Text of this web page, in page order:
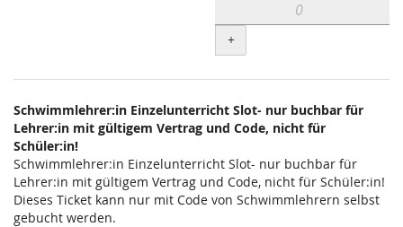
+
Schwimmlehrer:in Einzelunterricht Slot- nur buchbar für
Lehrer:in mit gültigem Vertrag und Code, nicht für
Schüler:in!
Schwimmlehrer:in Einzelunterricht Slot- nur buchbar für
Lehrer:in mit gültigem Vertrag und Code, nicht für Schüler:in!
Dieses Ticket kann nur mit Code von Schwimmlehrern selbst
gebucht werden.